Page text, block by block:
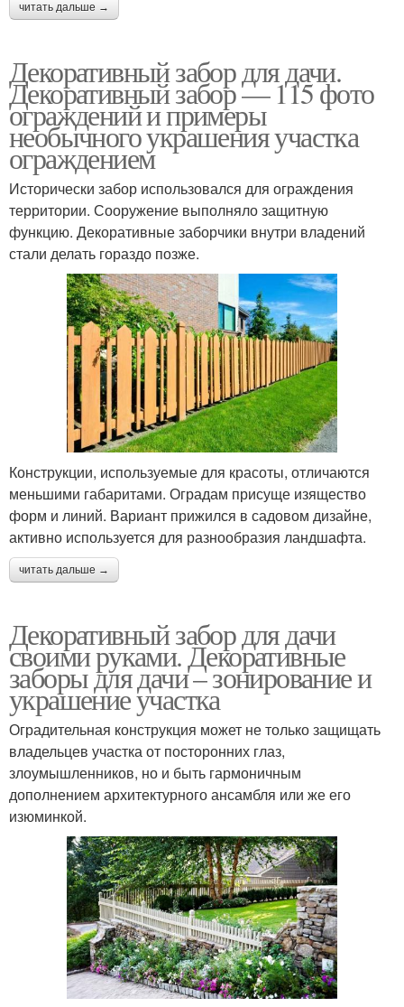
читать дальше →
Декоративный забор для дачи.
Декоративный забор — 115 фото
ограждений и примеры
необычного украшения участка
ограждением
Исторически забор использовался для ограждения
территории. Сооружение выполняло защитную
функцию. Декоративные заборчики внутри владений
стали делать гораздо позже.
Конструкции, используемые для красоты, отличаются
меньшими габаритами. Оградам присуще изящество
форм и линий. Вариант прижился в садовом дизайне,
активно используется для разнообразия ландшафта.
читать дальше →
Декоративный забор для дачи
своими руками. Декоративные
заборы для дачи – зонирование и
украшение участка
Оградительная конструкция может не только защищать
владельцев участка от посторонних глаз,
злоумышленников, но и быть гармоничным
дополнением архитектурного ансамбля или же его
изюминкой.